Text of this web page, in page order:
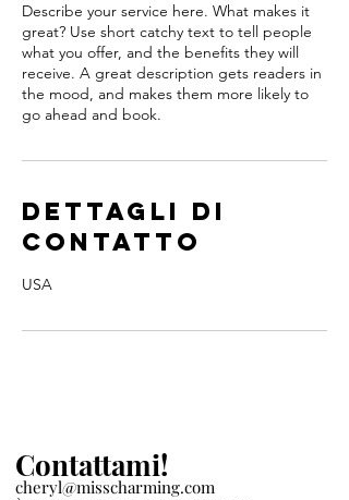
Describe your service here. What makes it
great? Use short catchy text to tell people
what you offer, and the benefits they will
receive. A great description gets readers in
the mood, and makes them more likely to
go ahead and book.
Dettagli di
contatto
USA
Contattami!
cheryl@misscharming.com